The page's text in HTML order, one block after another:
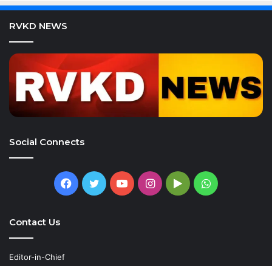
RVKD NEWS
Social Connects
Facebook
TwitterYouTubeInstagram
GoogleWhatsApp
Contact Us
Editor-in-Chief